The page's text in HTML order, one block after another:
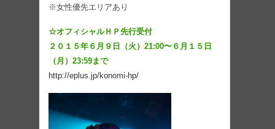
※⼥性優先エリアあり
☆オフィシャルＨＰ先⾏受付
２０１５年６⽉９⽇（⽕）21:00〜６⽉１５⽇
（⽉）23:59まで
http://eplus.jp/konomi-hp/